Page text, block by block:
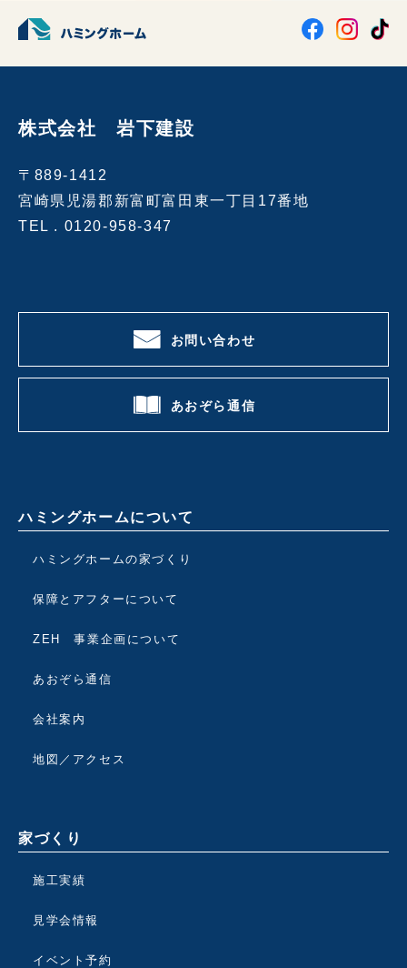
株式会社 岩下建設
〒889-1412
宮崎県児湯郡新富町富田東一丁目17番地
TEL . 0120-958-347
お問い合わせ
あおぞら通信
ハミングホームについて
ハミングホームの家づくり
保障とアフターについて
ZEH 事業企画について
あおぞら通信
会社案内
地図／アクセス
家づくり
施工実績
見学会情報
イベント予約